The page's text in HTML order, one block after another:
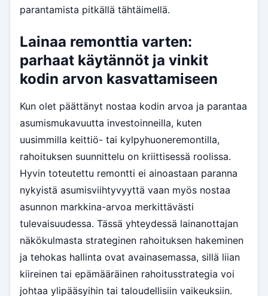
parantamista pitkällä tähtäimellä.
Lainaa remonttia varten:
parhaat käytännöt ja vinkit
kodin arvon kasvattamiseen
Kun olet päättänyt nostaa kodin arvoa ja parantaa
asumismukavuutta investoinneilla, kuten
uusimmilla keittiö- tai kylpyhuoneremontilla,
rahoituksen suunnittelu on kriittisessä roolissa.
Hyvin toteutettu remontti ei ainoastaan paranna
nykyistä asumisviihtyvyyttä vaan myös nostaa
asunnon markkina-arvoa merkittävästi
tulevaisuudessa. Tässä yhteydessä lainanottajan
näkökulmasta strateginen rahoituksen hakeminen
ja tehokas hallinta ovat avainasemassa, sillä liian
kiireinen tai epämääräinen rahoitusstrategia voi
johtaa ylipääsyihin tai taloudellisiin vaikeuksiin.